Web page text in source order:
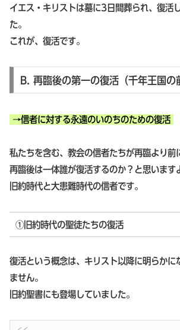
イエス・キリストは墓に3日間葬られ、復活
た。
これが、復活です。
B. 再臨後の第一の復活（千年王国の
→信者に対する永遠のいのちのための復活
私たちを含む、教会の信者たちが再臨より前
再臨後は一体誰が復活するのか？と思います
旧約時代と大患難時代の信者です。
①旧約時代の聖徒たちの復活
復活という概念は、キリスト以降に明らかに
ません。
旧約聖書にも登場していました。